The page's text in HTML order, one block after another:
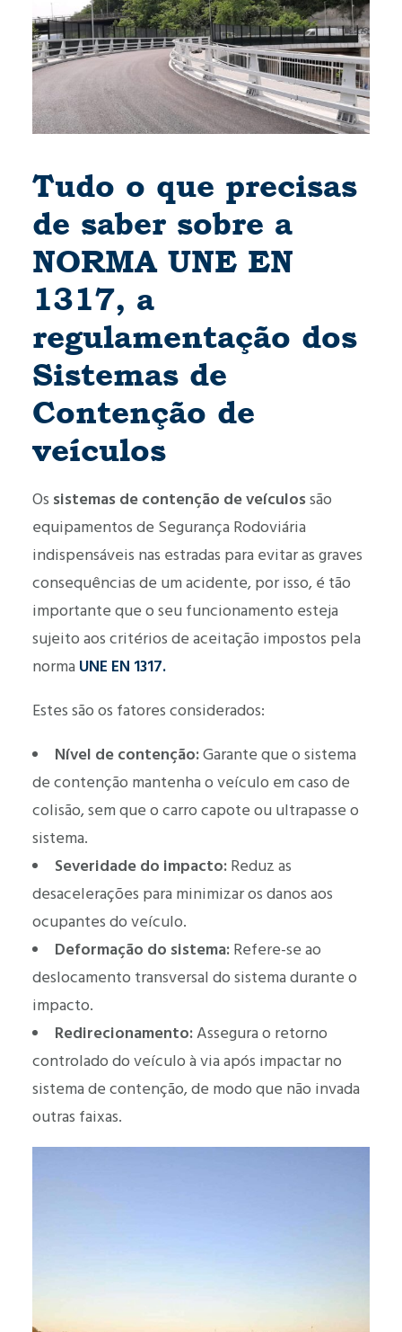
Tudo o que precisas
de saber sobre a
NORMA UNE EN
1317, a
regulamentação dos
Sistemas de
Contenção de
veículos
Os sistemas de contenção de veículossão
equipamentos de Segurança Rodoviária
indispensáveis nas estradas para evitar as graves
consequências de um acidente, por isso, é tão
importante que o seu funcionamento esteja
sujeito aos critérios de aceitação impostos pela
norma UNE EN 1317.
Estes são os fatores considerados:
Nível de contenção:Garante que o sistema
de contenção mantenha o veículo em caso de
colisão, sem que o carro capote ou ultrapasse o
sistema.
Severidade do impacto: Reduz as
desacelerações para minimizar os danos aos
ocupantes do veículo.
Deformação do sistema: Refere-se ao
deslocamento transversal do sistema durante o
impacto.
Redirecionamento:Assegura o retorno
controlado do veículo à via após impactar no
sistema de contenção, de modo que não invada
outras faixas.